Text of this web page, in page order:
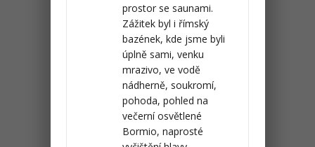
prostor se saunami.
Zážitek byl i římský
bazének, kde jsme byli
úplně sami, venku
mrazivo, ve vodě
nádherně, soukromí,
pohoda, pohled na
večerní osvětlené
Bormio, naprosté